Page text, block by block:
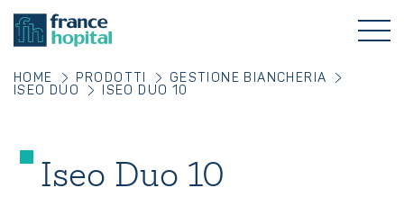
HOME PRODOTTI
GESTIONE BIANCHERIA
ISEO DUO
ISEO DUO 10
Iseo Duo 10